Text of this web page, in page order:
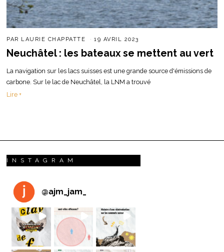
PAR LAURIE CHAPPATTE 19 AVRIL 2023
Neuchâtel : les bateaux se mettent au vert
La navigation sur les lacs suisses est une grande source d'émissions de
carbone. Sur le lac de Neuchâtel, la LNM a trouvé
Lire +
INSTAGRAM
@ajm_jam_